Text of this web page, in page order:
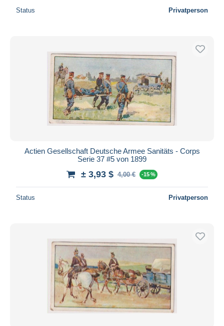
Status Privatperson
Actien Gesellschaft Deutsche Armee Sanitäts - Corps
Serie 37 #5 von 1899
± 3,93 $ 4,00 € -15 %
Status Privatperson